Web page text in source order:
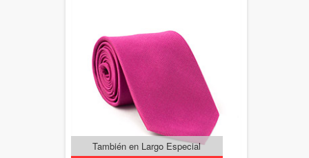
También en Largo Especial